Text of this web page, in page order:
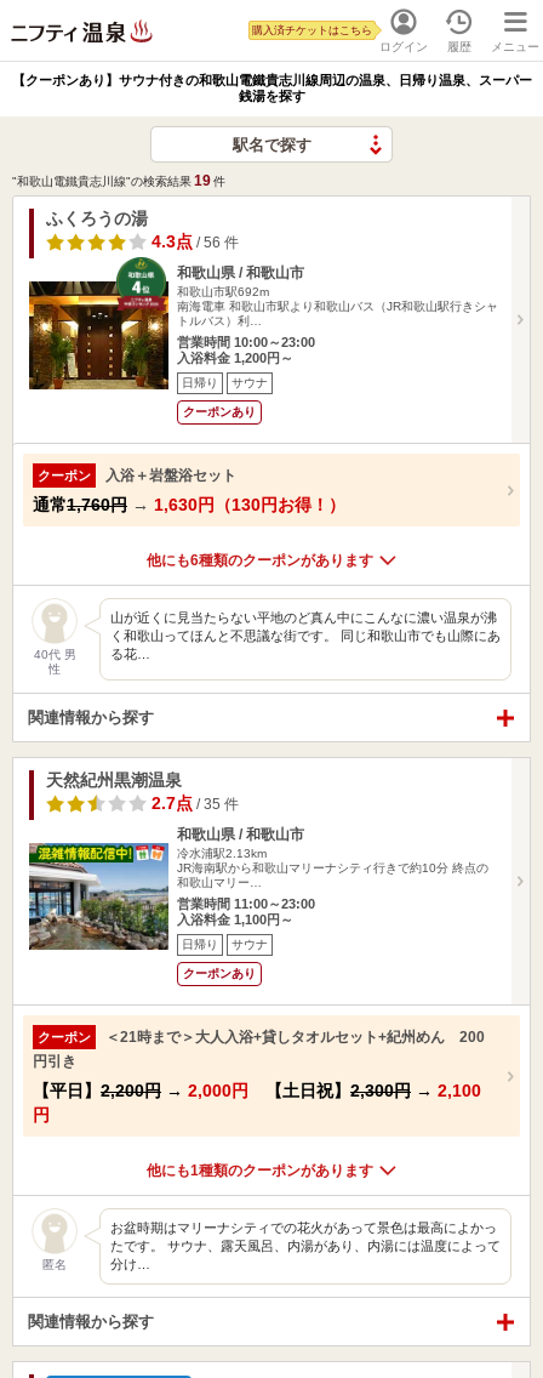
ログイン
購入済チケットはこちら
履歴 メニュー
【クーポンあり】サウナ付きの和歌山電鐵貴志川線周辺の温泉、日帰り温泉、スーパー
銭湯を探す
駅名で探す
"和歌山電鐵貴志川線"の検索結果19件
ふくろうの湯
4.3点 / 56 件
和歌山県 / 和歌山市
和歌山市駅692m
南海電車 和歌山市駅より和歌山バス（JR和歌山駅行きシャ
トルバス）利…
営業時間 10:00～23:00
入浴料金 1,200円～
日帰り サウナ
クーポンあり
クーポン 入浴＋岩盤浴セット
通常1,760円 → 1,630円（130円お得！）
他にも6種類のクーポンがあります
40代 男
性
山が近くに見当たらない平地のど真ん中にこんなに濃い温泉が沸
く和歌山ってほんと不思議な街です。 同じ和歌山市でも山際にあ
る花…
関連情報から探す
天然紀州黒潮温泉
2.7点 / 35 件
和歌山県 / 和歌山市
冷水浦駅2.13km
JR海南駅から和歌山マリーナシティ行きで約10分 終点の
和歌山マリー…
営業時間 11:00～23:00
入浴料金 1,100円～
日帰り サウナ
クーポンあり
クーポン
＜21時まで＞大人入浴+貸しタオルセット+紀州めん 200
円引き
【平日】 2,200円 → 2,000円 【土日祝】 2,300円 → 2,100
円
他にも1種類のクーポンがあります
匿名
お盆時期はマリーナシティでの花火があって景色は最高によかっ
たです。 サウナ、露天風呂、内湯があり、内湯には温度によって
分け…
関連情報から探す